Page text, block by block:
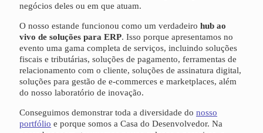
negócios deles ou em que atuam.
O nosso estande funcionou como um verdadeiro hub ao
vivo de soluções para ERP. Isso porque apresentamos no
evento uma gama completa de serviços, incluindo soluções
fiscais e tributárias, soluções de pagamento, ferramentas de
relacionamento com o cliente, soluções de assinatura digital,
soluções para gestão de e-commerces e marketplaces, além
do nosso laboratório de inovação.
Conseguimos demonstrar toda a diversidade do nosso
portfólio e porque somos a Casa do Desenvolvedor. Na